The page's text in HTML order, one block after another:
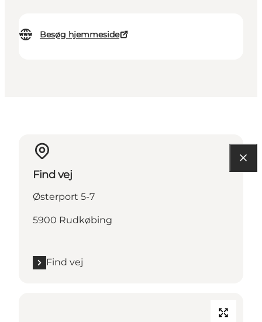
Besøg hjemmeside
Find vej
Østerport 5-7
5900 Rudkøbing
Find vej